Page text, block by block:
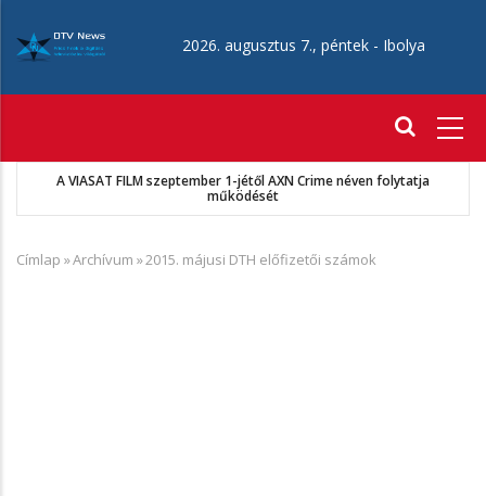
tartalomra
2026. augusztus 7., péntek - Ibolya
A VIASAT FILM szeptember 1-jétől AXN Crime néven folytatja
működését
Morzsa
Címlap »Archívum »2015. májusi DTH előfizetői számok